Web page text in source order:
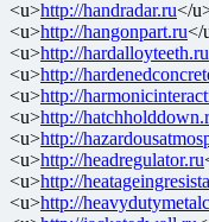
<u>http://handradar.ru</
<u>http://hangonpart.ru</
<u>http://hardalloyteeth.ru
<u>http://
<u>http://
<u>http://
<u>http://
<u>http://headregulator.ru
<u>http://
<u>http://